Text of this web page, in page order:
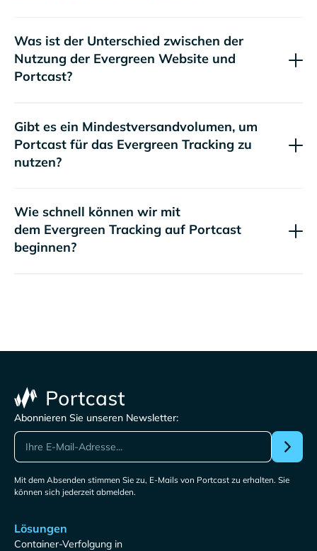
Was ist der Unterschied zwischen der
Nutzung der
Website und
Portcast?
Gibt es ein Mindestversandvolumen, um
Portcast für das
Tracking zu
nutzen?
Wie schnell können wir mit
dem
Tracking auf Portcast
beginnen?
Abonnieren Sie unseren Newsletter:
Mit dem Absenden stimmen Sie zu, E-Mails von Portcast zu erhalten. Sie
können sich jederzeit abmelden.
Lösungen
Container-Verfolgung in